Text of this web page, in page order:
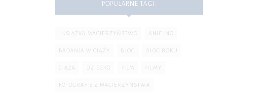
POPULARNE TAGI:
. KSIĄŻKA MACIERZYŃSTWO ANIELNO
BADANIA W CIĄŻY BLOG BLOG ROKU
CIĄŻA DZIECKO FILM FILMY
FOTOGRAFIE Z MACIERZYŃSTWA